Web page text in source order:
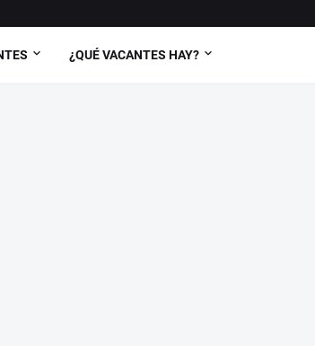
¿QUÉ VACANTES HAY?